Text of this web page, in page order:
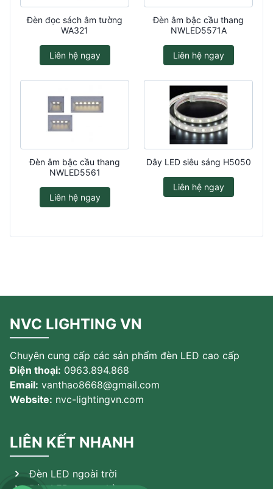
Đèn đọc sách âm tường
WA321
Liên hệ ngay
Đèn âm bậc cầu thang
NWLED5571A
Liên hệ ngay
Đèn âm bậc cầu thang
NWLED5561
Liên hệ ngay
Dây LED siêu sáng H5050
Liên hệ ngay
NVC LIGHTING VN
Chuyên cung cấp các sản phẩm đèn LED cao cấp
Điện thoại: 0963.894.868
Email: vanthao8668@gmail.com
Website: nvc-lightingvn.com
LIÊN KẾT NHANH
Đèn LED ngoài trời